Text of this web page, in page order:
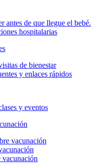
antes de que llegue el bebé.
hospitalarias
de bienestar
y enlaces rápidos
y eventos
vacunación
vacunación